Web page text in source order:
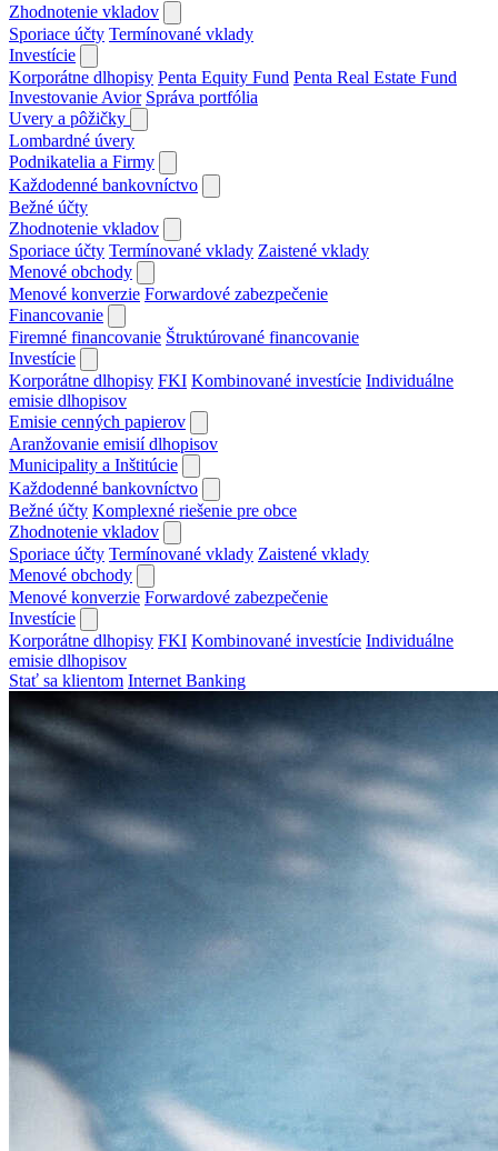
Zhodnotenie vkladov
Sporiace účty Termínované vklady
Investície
Korporátne dlhopisy Penta Equity Fund Penta Real Estate Fund
Investovanie Avior Správa portfólia
Uvery a pôžičky
Lombardné úvery
Podnikatelia a Firmy
Každodenné bankovníctvo
Bežné účty
Zhodnotenie vkladov
Sporiace účty Termínované vklady Zaistené vklady
Menové obchody
Menové konverzie Forwardové zabezpečenie
Financovanie
Firemné financovanie Štruktúrované financovanie
Investície
Korporátne dlhopisy FKI Kombinované investície Individuálne
emisie dlhopisov
Emisie cenných papierov
Aranžovanie emisií dlhopisov
Municipality a Inštitúcie
Každodenné bankovníctvo
Bežné účty Komplexné riešenie pre obce
Zhodnotenie vkladov
Sporiace účty Termínované vklady Zaistené vklady
Menové obchody
Menové konverzie Forwardové zabezpečenie
Investície
Korporátne dlhopisy FKI Kombinované investície Individuálne
emisie dlhopisov
Stať sa klientom Internet Banking